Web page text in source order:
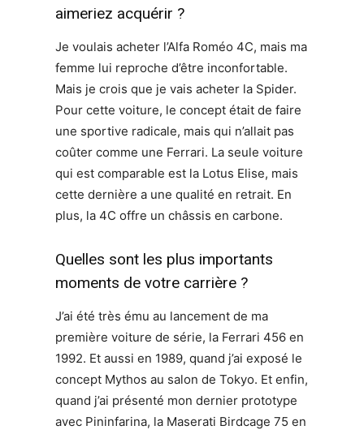
aimeriez acquérir ?
Je voulais acheter l’Alfa Roméo 4C, mais ma
femme lui reproche d’être inconfortable.
Mais je crois que je vais acheter la Spider.
Pour cette voiture, le concept était de faire
une sportive radicale, mais qui n’allait pas
coûter comme une Ferrari. La seule voiture
qui est comparable est la Lotus Elise, mais
cette dernière a une qualité en retrait. En
plus, la 4C offre un châssis en carbone.
Quelles sont les plus importants
moments de votre carrière ?
J’ai été très ému au lancement de ma
première voiture de série, la Ferrari 456 en
1992. Et aussi en 1989, quand j’ai exposé le
concept Mythos au salon de Tokyo. Et enfin,
quand j’ai présenté mon dernier prototype
avec Pininfarina, la Maserati Birdcage 75 en